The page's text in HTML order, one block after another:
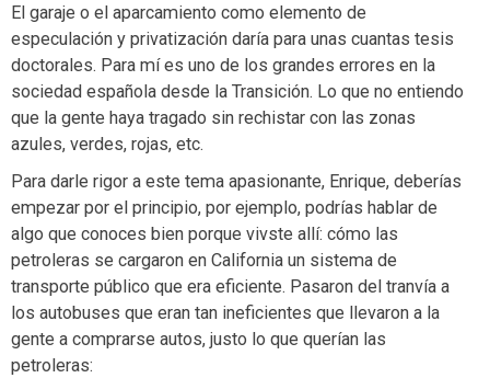
El garaje o el aparcamiento como elemento de
especulación y privatización daría para unas cuantas tesis
doctorales. Para mí es uno de los grandes errores en la
sociedad española desde la Transición. Lo que no entiendo
que la gente haya tragado sin rechistar con las zonas
azules, verdes, rojas, etc.
Para darle rigor a este tema apasionante, Enrique, deberías
empezar por el principio, por ejemplo, podrías hablar de
algo que conoces bien porque vivste allí: cómo las
petroleras se cargaron en California un sistema de
transporte público que era eficiente. Pasaron del tranvía a
los autobuses que eran tan ineficientes que llevaron a la
gente a comprarse autos, justo lo que querían las
petroleras: